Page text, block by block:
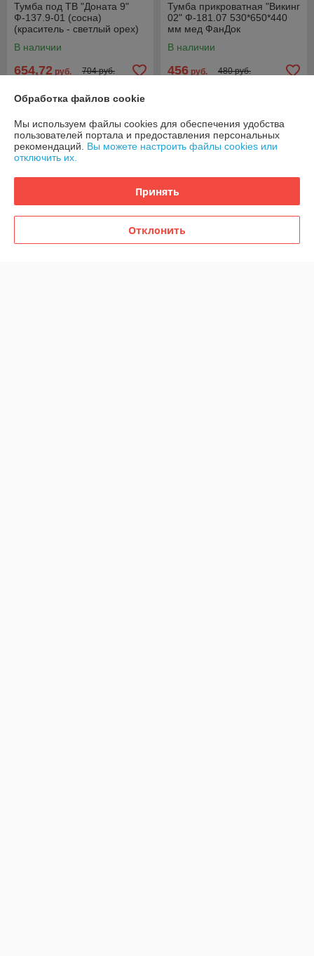
Тумба под ТВ "Доната 9"
Ф-137.9-01 (сосна)
(краситель - светлый орех)
В наличии
654,72 руб. 704 руб.
Купить
Тумба прикроватная "Викинг
02" Ф-181.07 530*650*440
мм мед ФанДок
В наличии
456 руб. 480 руб.
О нас
Менее 5 отзывов за последний год
Компания продает наDeal.by
Работает с 20.02.2017
Обработка файлов cookie
Мы используем файлы cookies для обеспечения удобства
пользователей портала и предоставления персональных
рекомендаций. Вы можете настроить файлы cookies или
отключить их.
Принять
Отклонить